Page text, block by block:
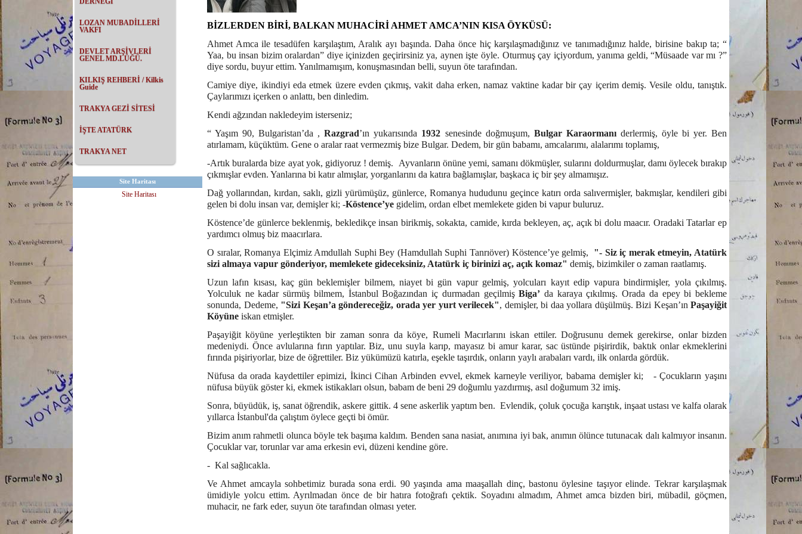
LOZAN MUBADİLLERİ
VAKFI
DEVLET ARŞİVLERİ
GENEL MD.LÜĞÜ.
KILKIŞ REHBERİ / Kilkis
Guide
TRAKYA GEZİ SİTESİ
İŞTE ATATÜRK
TRAKYA NET
Site Haritası
Site Haritası
BİZLERDEN BİRİ, BALKAN MUHACİRİ AHMET AMCA’NIN KISA ÖYKÜSÜ:
Ahmet Amca ile tesadüfen karşılaştım, Aralık ayı başında. Daha önce hiç karşılaşmadığınız ve tanımadığınız halde, birisine bakıp ta; “
Yaa, bu insan bizim oralardan” diye içinizden geçirirsiniz ya, aynen işte öyle. Oturmuş çay içiyordum, yanıma geldi, “Müsaade var mı ?”
diye sordu, buyur ettim. Yanılmamışım, konuşmasından belli, suyun öte tarafından.
Camiye diye, ikindiyi eda etmek üzere evden çıkmış, vakit daha erken, namaz vaktine kadar bir çay içerim demiş. Vesile oldu, tanıştık.
Çaylarımızı içerken o anlattı, ben dinledim.
Kendi ağzından nakledeyim isterseniz;
“ Yaşım 90, Bulgaristan’da ,Razgrad’ın yukarısında 1932 senesinde doğmuşum, Bulgar Karaormanıderlermiş, öyle bi yer. Ben
atırlamam, küçüktüm. Gene o aralar raat vermezmiş bize Bulgar. Dedem, bir gün babamı, amcalarımı, alalarımı toplamış,
-Artık buralarda bize ayat yok, gidiyoruz ! demiş. Ayvanların önüne yemi, samanı dökmüşler, sularını doldurmuşlar, damı öylecek bırakıp
çıkmışlar evden. Yanlarına bi katır almışlar, yorganlarını da katıra bağlamışlar, başkaca iç bir şey almamışız.
Dağ yollarından, kırdan, saklı, gizli yürümüşüz, günlerce, Romanya hududunu geçince katırı orda salıvermişler, bakmışlar, kendileri gibi
gelen bi dolu insan var, demişler ki; -Köstence’ye gidelim, ordan elbet memlekete giden bi vapur buluruz.
Köstence’de günlerce beklenmiş, bekledikçe insan birikmiş, sokakta, camide, kırda bekleyen, aç, açık bi dolu maacır. Oradaki Tatarlar ep
yardımcı olmuş biz maacırlara.
O sıralar, Romanya Elçimiz Amdullah Suphi Bey (Hamdullah Suphi Tanrıöver) Köstence’ye gelmiş,
"- Siz iç merak etmeyin, Atatürk
sizi almaya vapur gönderiyor, memlekete gideceksiniz, Atatürk iç birinizi aç, açık komaz" demiş, bizimkiler o zaman raatlamış.
Uzun lafın kısası, kaç gün beklemişler bilmem, niayet bi gün vapur gelmiş, yolcuları kayıt edip vapura bindirmişler, yola çıkılmış.
Yolculuk ne kadar sürmüş bilmem, İstanbul Boğazından iç durmadan geçilmişBiga’ da karaya çıkılmış. Orada da epey bi bekleme
sonunda, Dedeme, "Sizi Keşan’a göndereceğiz, orada yer yurt verilecek", demişler, bi daa yollara düşülmüş. Bizi Keşan’ın Paşayiğit
Köyüne iskan etmişler.
Paşayiğit köyüne yerleştikten bir zaman sonra da köye, Rumeli Macırlarını iskan ettiler. Doğrusunu demek gerekirse, onlar bizden
medeniydi. Önce avlularına fırın yaptılar. Biz, unu suyla karıp, mayasız bi amur karar, sac üstünde pişirirdik, baktık onlar ekmeklerini
fırında pişiriyorlar, bize de öğrettiler. Biz yükümüzü katırla, eşekle taşırdık, onların yaylı arabaları vardı, ilk onlarda gördük.
Nüfusa da orada kaydettiler epimizi, İkinci Cihan Arbinden evvel, ekmek karneyle veriliyor, babama demişler ki; - Çocukların yaşını
nüfusa büyük göster ki, ekmek istikakları olsun, babam de beni 29 doğumlu yazdırmış, asıl doğumum 32 imiş.
Sonra, büyüdük, iş, sanat öğrendik, askere gittik. 4 sene askerlik yaptım ben. Evlendik, çoluk çocuğa karıştık, inşaat ustası ve kalfa olarak
yıllarca İstanbul'da çalıştım öylece geçti bi ömür.
Bizim anım rahmetli olunca böyle tek başıma kaldım. Benden sana nasiat, anımına iyi bak, anımın ölünce tutunacak dalı kalmıyor insanın.
Çocuklar var, torunlar var ama erkesin evi, düzeni kendine göre.
- Kal sağlıcakla.
Ve Ahmet amcayla sohbetimiz burada sona erdi. 90 yaşında ama maaşallah dinç, bastonu öylesine taşıyor elinde. Tekrar karşılaşmak
ümidiyle yolcu ettim. Ayrılmadan önce de bir hatıra fotoğrafı çektik. Soyadını almadım, Ahmet amca bizden biri, mübadil, göçmen,
muhacir, ne fark eder, suyun öte tarafından olması yeter.